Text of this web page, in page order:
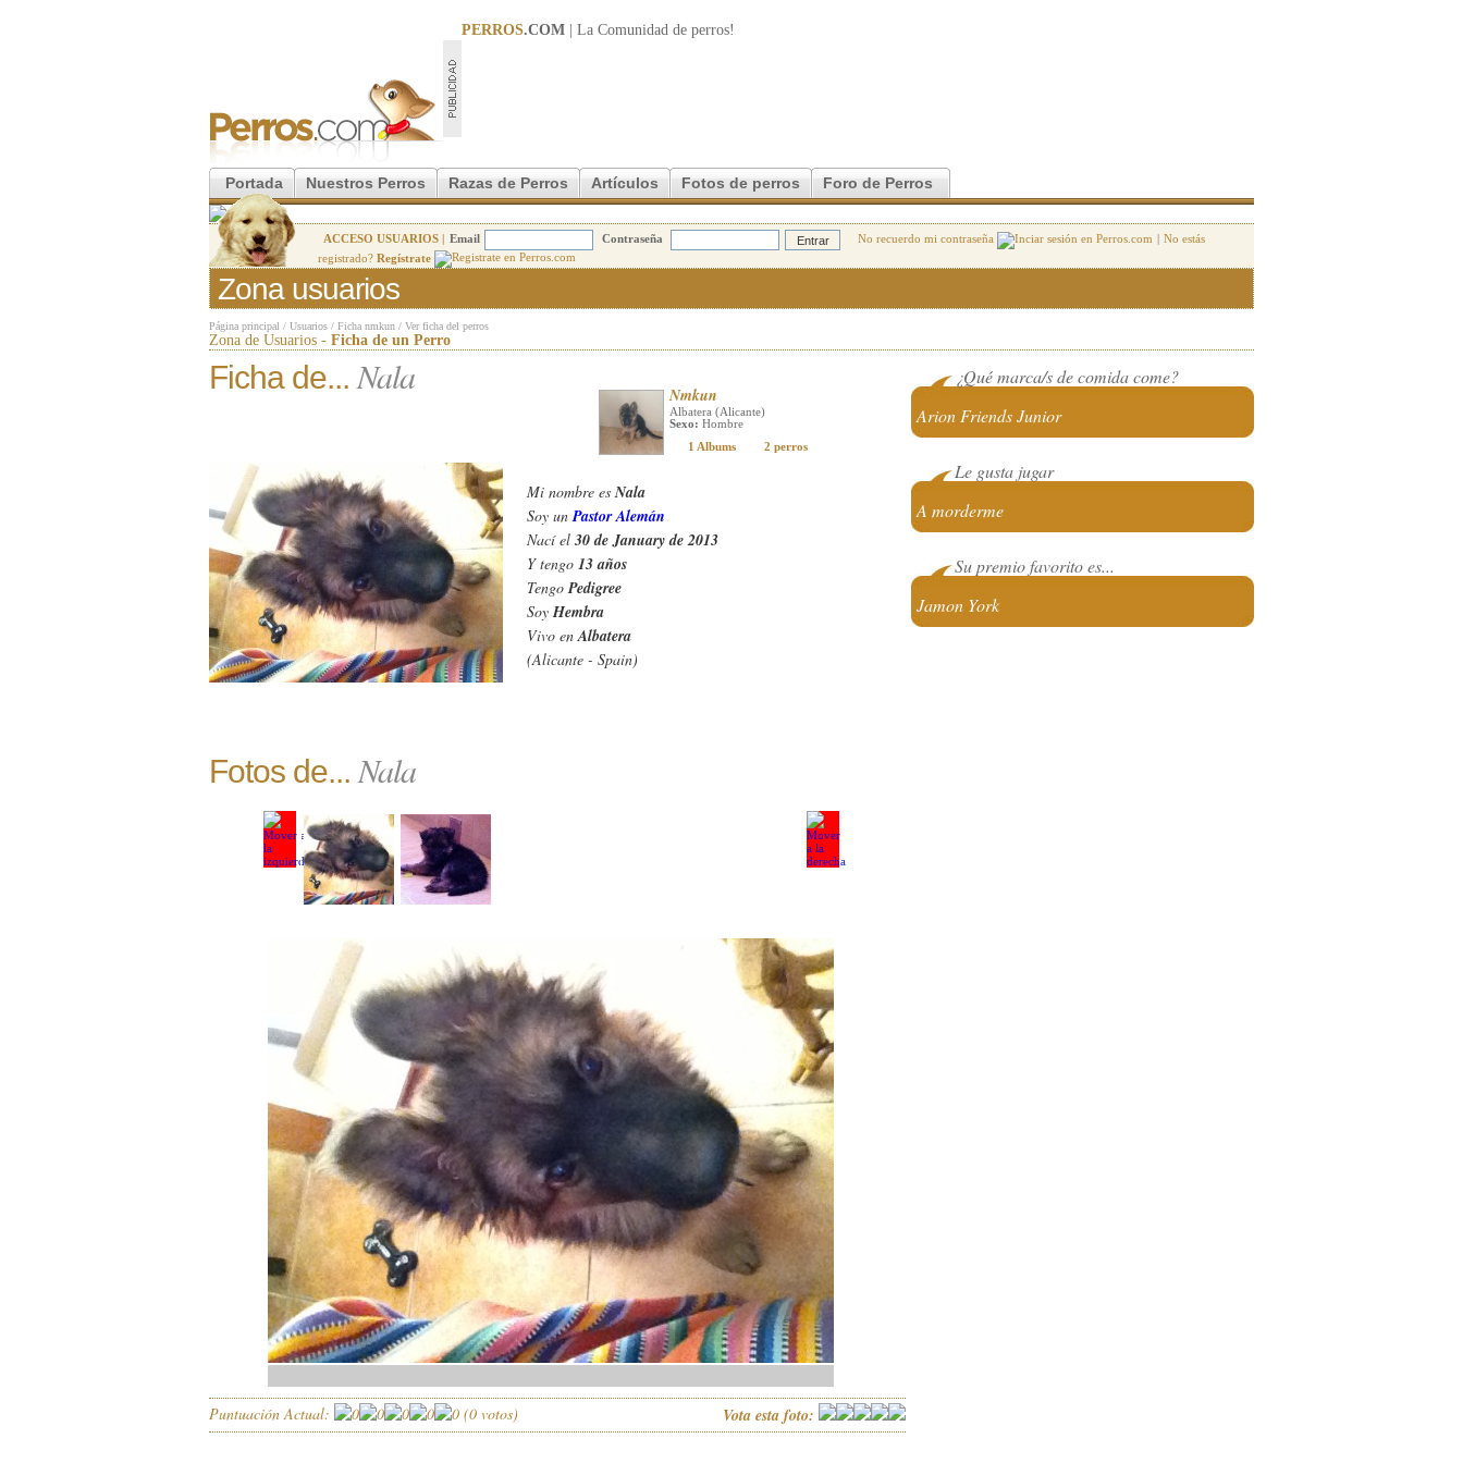
PERROS.COM | La Comunidad de perros!
Portada Nuestros Perros Razas de Perros Artículos Fotos de perros Foro de Perros
ACCESO USUARIOS | Email Contraseña No recuerdo mi contraseña | No estás
registrado? Regístrate
Zona usuarios
Página principal / Usuarios / Ficha nmkun / Ver ficha del perros
Zona de Usuarios - Ficha de un Perro
Ficha de... Nala Nmkun
Albatera (Alicante)
Sexo: Hombre
1 Albums
2 perros
Mi nombre esNala
Soy unPastor Alemán
Nací el 30 de January de 2013
Y tengo 13 años
TengoPedigree
SoyHembra
Vivo enAlbatera
(Alicante - Spain)
¿Qué marca/s de comida come?
Arion Friends Junior
Le gusta jugar
A morderme
Su premio favorito es...
Jamon York
Fotos de... Nala
Puntuación Actual: (0 votos) Vota esta foto: